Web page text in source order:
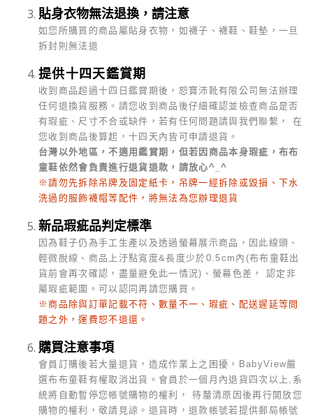
貼身衣物無法退換，請注意
如您所購買的商品屬貼身衣物，如襪子、襪鞋、鞋墊，一旦
拆封則無法退
提供十四天鑑賞期
收到商品超過十四日鑑賞期後，恕寶沛靴有限公司無法辦理
任何退換貨服務。請您收到商品後仔細確認並檢查商品是否
有瑕疵、尺寸不合或缺件，若有任何問題請與我們聯繫， 在
您收到商品後算起，十四天內皆可申請退貨。
台灣以外地區，不適用鑑賞期，但若因商品本身瑕疵，布布
童鞋依然會負責進行退貨退款，請放心^_^
※請勿先拆除吊牌及固定紙卡，吊牌一經拆除或毀損、下水
洗過的服飾襪帽等配件，將無法為您辦理退貨
新品瑕疵品判定標準
因為鞋子仍為手工生產以及透過螢幕展示商品，因此線頭、
輕微脫線、商品上汙點寬度&長度少於0.5cm內(布布童鞋出
貨前會再次確認，盡量避免此一情況)、螢幕色差， 認定非
屬瑕疵範圍。可以認同再請您購買。
※商品除與訂單記載不符、數量不一、瑕疵、配送遲延等問
題之外，運費恕不退還。
購買注意事項
會員訂購後若大量退貨，造成作業上之困擾，BabyView嚴
選布布童鞋有權取消出貨。會員於一個月內退貨四次以上,系
統將自動暫停您帳號購物的權利， 待釐清原因後再行開放您
購物的權利，敬請見諒。 退貨時，退款帳號若提供郵局帳號